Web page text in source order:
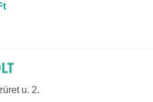
Ártartomány:
u. 2.